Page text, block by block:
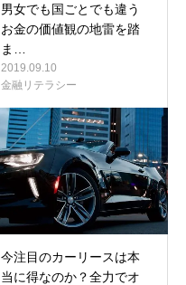
男女でも国ごとでも違う
お金の価値観の地雷を踏
ま…
2019.09.10
金融リテラシー
今注目のカーリースは本
当に得なのか？全力でオ